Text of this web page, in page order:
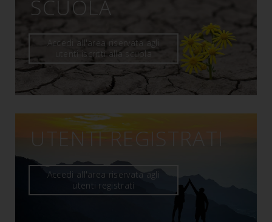
SCUOLA
Accedi all'area riservata agli
utenti iscritti alla scuola
UTENTI REGISTRATI
Accedi all'area riservata agli
utenti registrati